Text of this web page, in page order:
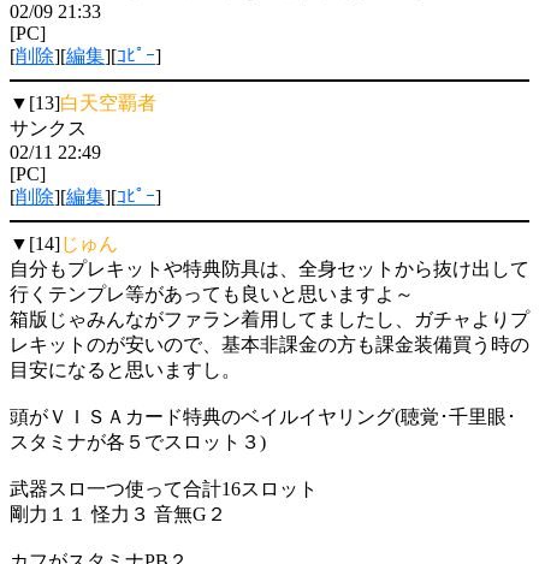
02/09 21:33
[PC]
[削除][編集][ｺﾋﾟｰ]
▼[13]白天空覇者
サンクス
02/11 22:49
[PC]
[削除][編集][ｺﾋﾟｰ]
▼[14]じゅん
自分もプレキットや特典防具は、全身セットから抜け出して
行くテンプレ等があっても良いと思いますよ～
箱版じゃみんながファラン着用してましたし、ガチャよりプ
レキットのが安いので、基本非課金の方も課金装備買う時の
目安になると思いますし。
頭がＶＩＳＡカード特典のベイルイヤリング(聴覚･千里眼･
スタミナが各５でスロット３)
武器スロ一つ使って合計16スロット
剛力１１ 怪力３ 音無G２